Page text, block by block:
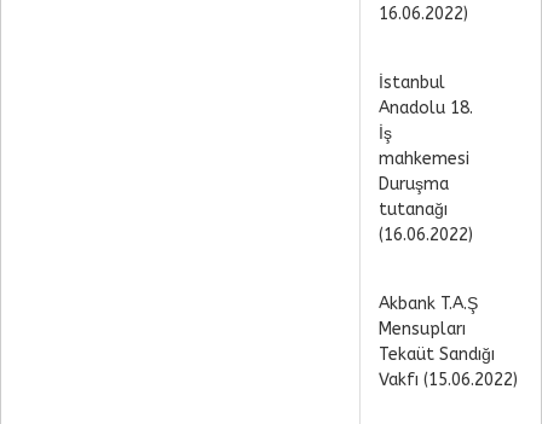
16.06.2022)
İstanbul
Anadolu 18.
İş
mahkemesi
Duruşma
tutanağı
(16.06.2022)
Akbank T.A.Ş
Mensupları
Tekaüt Sandığı
Vakfı (15.06.2022)